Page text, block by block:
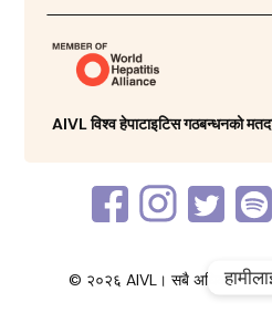
AIVL विश्व हेपाटाइटिस गठबन्धनको
© २०२६ AIVL। सबै अधिकार